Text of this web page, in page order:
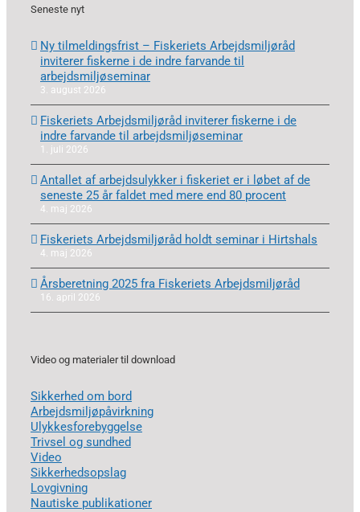
Seneste nyt
Ny tilmeldingsfrist – Fiskeriets Arbejdsmiljøråd
inviterer fiskerne i de indre farvande til
arbejdsmiljøseminar
3. august 2026
Fiskeriets Arbejdsmiljøråd inviterer fiskerne i de
indre farvande til arbejdsmiljøseminar
1. juli 2026
Antallet af arbejdsulykker i fiskeriet er i løbet af de
seneste 25 år faldet med mere end 80 procent
4. maj 2026
Fiskeriets Arbejdsmiljøråd holdt seminar i Hirtshals
4. maj 2026
Årsberetning 2025 fra Fiskeriets Arbejdsmiljøråd
16. april 2026
Video og materialer til download
Sikkerhed om bord
Arbejdsmiljøpåvirkning
Ulykkesforebyggelse
Trivsel og sundhed
Video
Sikkerhedsopslag
Lovgivning
Nautiske publikationer